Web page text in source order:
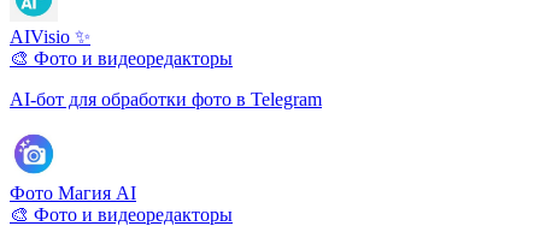
AIVisio ✨
🎨 Фото и видеоредакторы
AI-бот для обработки фото в Telegram
Фото Магия AI
🎨 Фото и видеоредакторы